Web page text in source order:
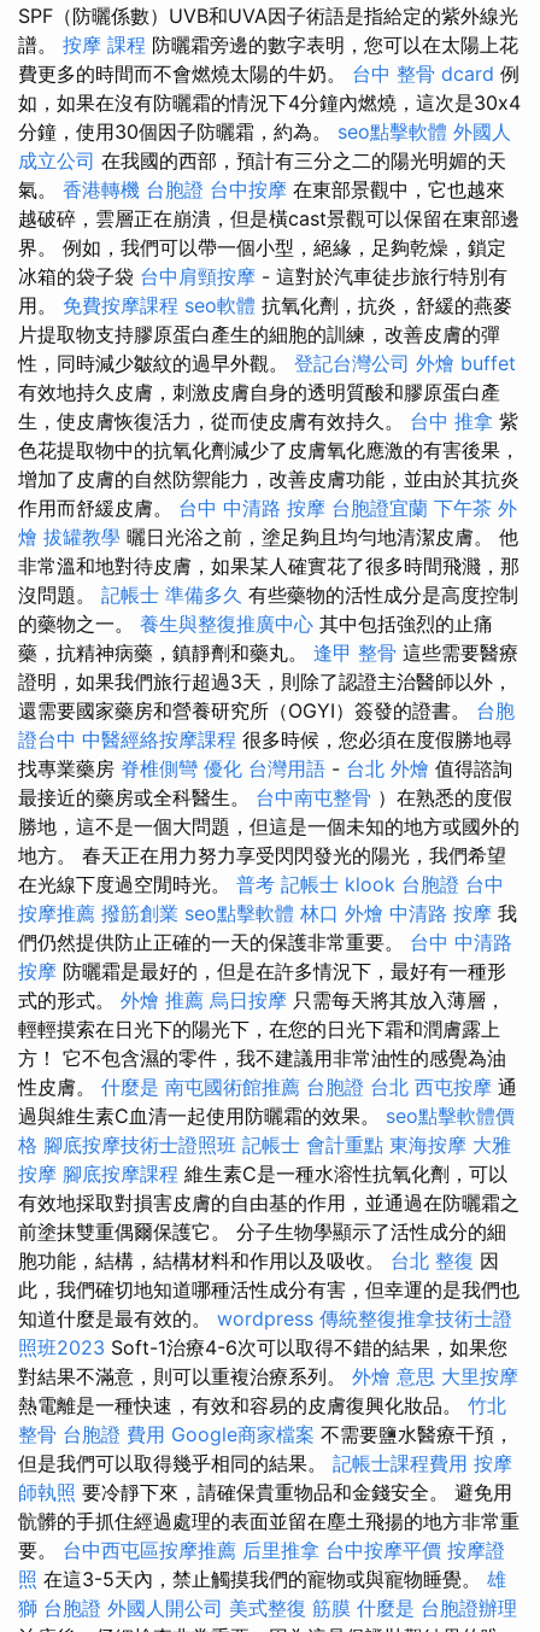
SPF（防曬係數）UVB和UVA因子術語是指給定的紫外線光
譜。 按摩 課程 防曬霜旁邊的數字表明，您可以在太陽上花
費更多的時間而不會燃燒太陽的牛奶。 台中 整骨 dcard 例
如，如果在沒有防曬霜的情況下4分鐘內燃燒，這次是30x4
分鐘，使用30個因子防曬霜，約為。 seo點擊軟體 外國人
成立公司 在我國的西部，預計有三分之二的陽光明媚的天
氣。 香港轉機 台胞證 台中按摩 在東部景觀中，它也越來
越破碎，雲層正在崩潰，但是橫cast景觀可以保留在東部邊
界。 例如，我們可以帶一個小型，絕緣，足夠乾燥，鎖定
冰箱的袋子袋 台中肩頸按摩 - 這對於汽車徒步旅行特別有
用。 免費按摩課程 seo軟體 抗氧化劑，抗炎，舒緩的燕麥
片提取物支持膠原蛋白產生的細胞的訓練，改善皮膚的彈
性，同時減少皺紋的過早外觀。 登記台灣公司 外燴 buffet
有效地持久皮膚，刺激皮膚自身的透明質酸和膠原蛋白產
生，使皮膚恢復活力，從而使皮膚有效持久。 台中 推拿 紫
色花提取物中的抗氧化劑減少了皮膚氧化應激的有害後果，
增加了皮膚的自然防禦能力，改善皮膚功能，並由於其抗炎
作用而舒緩皮膚。 台中 中清路 按摩 台胞證宜蘭 下午茶 外
燴 拔罐教學 曬日光浴之前，塗足夠且均勻地清潔皮膚。 他
非常溫和地對待皮膚，如果某人確實花了很多時間飛濺，那
沒問題。 記帳士 準備多久 有些藥物的活性成分是高度控制
的藥物之一。 養生與整復推廣中心 其中包括強烈的止痛
藥，抗精神病藥，鎮靜劑和藥丸。 逢甲 整骨 這些需要醫療
證明，如果我們旅行超過3天，則除了認證主治醫師以外，
還需要國家藥房和營養研究所（OGYI）簽發的證書。 台胞
證台中 中醫經絡按摩課程 很多時候，您必須在度假勝地尋
找專業藥房 脊椎側彎 優化 台灣用語 - 台北 外燴 值得諮詢
最接近的藥房或全科醫生。 台中南屯整骨 ）在熟悉的度假
勝地，這不是一個大問題，但這是一個未知的地方或國外的
地方。 春天正在用力努力享受閃閃發光的陽光，我們希望
在光線下度過空閒時光。 普考 記帳士 klook 台胞證 台中
按摩推薦 撥筋創業 seo點擊軟體 林口 外燴 中清路 按摩 我
們仍然提供防止正確的一天的保護非常重要。 台中 中清路
按摩 防曬霜是最好的，但是在許多情況下，最好有一種形
式的形式。 外燴 推薦 烏日按摩 只需每天將其放入薄層，
輕輕摸索在日光下的陽光下，在您的日光下霜和潤膚露上
方！ 它不包含濕的零件，我不建議用非常油性的感覺為油
性皮膚。 什麼是 南屯國術館推薦 台胞證 台北 西屯按摩 通
過與維生素C血清一起使用防曬霜的效果。 seo點擊軟體價
格 腳底按摩技術士證照班 記帳士 會計重點 東海按摩 大雅
按摩 腳底按摩課程 維生素C是一種水溶性抗氧化劑，可以
有效地採取對損害皮膚的自由基的作用，並通過在防曬霜之
前塗抹雙重偶爾保護它。 分子生物學顯示了活性成分的細
胞功能，結構，結構材料和作用以及吸收。 台北 整復 因
此，我們確切地知道哪種活性成分有害，但幸運的是我們也
知道什麼是最有效的。 wordpress 傳統整復推拿技術士證
照班2023 Soft-1治療4-6次可以取得不錯的結果，如果您
對結果不滿意，則可以重複治療系列。 外燴 意思 大里按摩
熱電離是一種快速，有效和容易的皮膚復興化妝品。 竹北
整骨 台胞證 費用 Google商家檔案 不需要鹽水醫療干預，
但是我們可以取得幾乎相同的結果。 記帳士課程費用 按摩
師執照 要冷靜下來，請確保貴重物品和金錢安全。 避免用
骯髒的手抓住經過處理的表面並留在塵土飛揚的地方非常重
要。 台中西屯區按摩推薦 后里推拿 台中按摩平價 按摩證
照 在這3-5天內，禁止觸摸我們的寵物或與寵物睡覺。 雄
獅 台胞證 外國人開公司 美式整復 筋膜 什麼是 台胞證辦理